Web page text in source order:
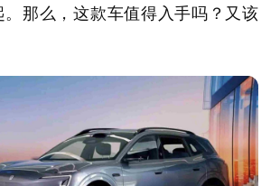
。那么，这款车值得入手吗？又该